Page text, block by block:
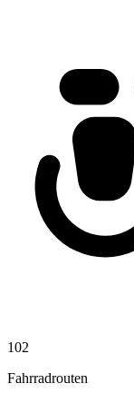
102
Fahrradrouten